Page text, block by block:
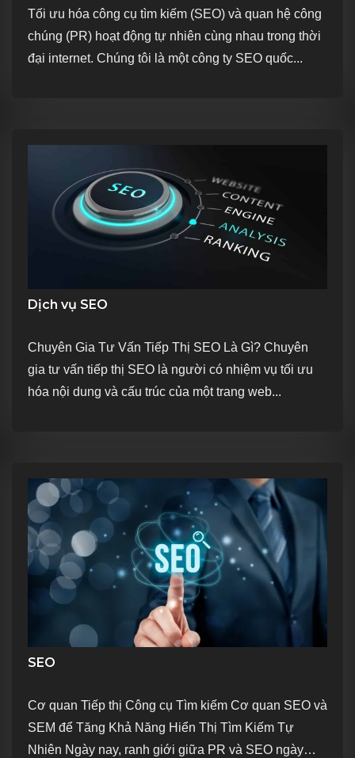
Tối ưu hóa công cụ tìm kiếm (SEO) và quan hệ công
chúng (PR) hoạt động tự nhiên cùng nhau trong thời
đại internet. Chúng tôi là một công ty SEO quốc...
Dịch vụ SEO
Chuyên Gia Tư Vấn Tiếp Thị SEO Là Gì? Chuyên
gia tư vấn tiếp thị SEO là người có nhiệm vụ tối ưu
hóa nội dung và cấu trúc của một trang web...
SEO
Cơ quan Tiếp thị Công cụ Tìm kiếm Cơ quan SEO và
SEM để Tăng Khả Năng Hiển Thị Tìm Kiếm Tự
Nhiên Ngày nay, ranh giới giữa PR và SEO ngày